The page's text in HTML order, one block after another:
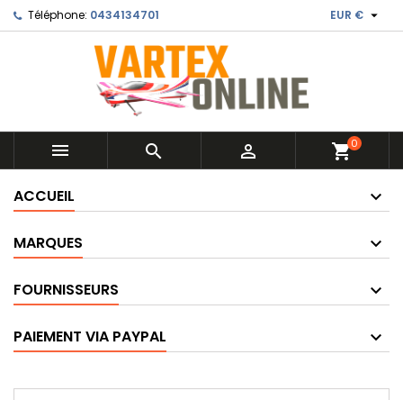
Téléphone: 0434134701 EUR € 
   shopping_cart0
ACCUEIL
MARQUES
FOURNISSEURS
PAIEMENT VIA PAYPAL